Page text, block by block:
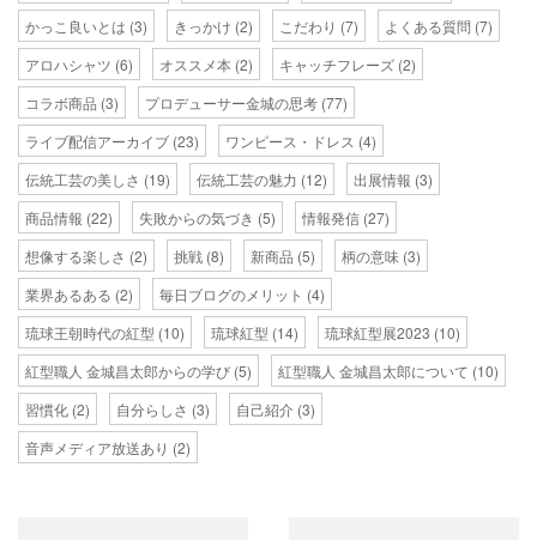
かっこ良いとは (3) きっかけ (2) こだわり (7) よくある質問 (7)
アロハシャツ (6) オススメ本 (2) キャッチフレーズ (2)
コラボ商品 (3) プロデューサー金城の思考 (77)
ライブ配信アーカイブ (23) ワンピース・ドレス (4)
伝統工芸の美しさ (19) 伝統工芸の魅力 (12) 出展情報 (3)
商品情報 (22) 失敗からの気づき (5) 情報発信 (27)
想像する楽しさ (2) 挑戦 (8) 新商品 (5) 柄の意味 (3)
業界あるある (2) 毎日ブログのメリット (4)
琉球王朝時代の紅型 (10) 琉球紅型 (14) 琉球紅型展2023 (10)
紅型職人 金城昌太郎からの学び (5) 紅型職人 金城昌太郎について (10)
習慣化 (2) 自分らしさ (3) 自己紹介 (3)
音声メディア放送あり (2)